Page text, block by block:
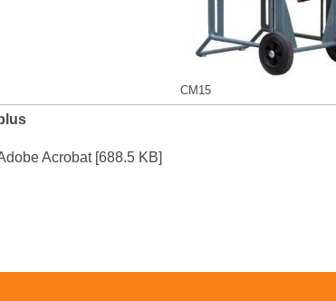
CM15
Acrobat [688.5 KB]